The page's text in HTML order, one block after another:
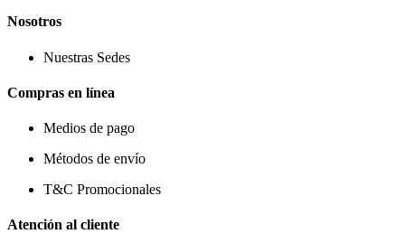
Nosotros
Nuestras Sedes
Compras en línea
Medios de pago
Métodos de envío
T&C Promocionales
Atención al cliente